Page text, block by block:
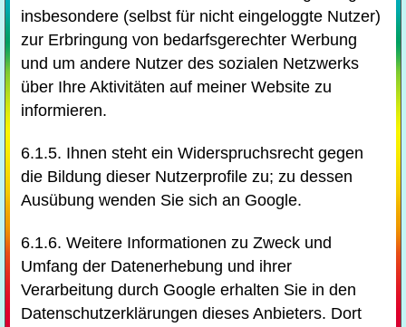
insbesondere (selbst für nicht eingeloggte Nutzer)
zur Erbringung von bedarfsgerechter Werbung
und um andere Nutzer des sozialen Netzwerks
über Ihre Aktivitäten auf meiner Website zu
informieren.
6.1.5. Ihnen steht ein Widerspruchsrecht gegen
die Bildung dieser Nutzerprofile zu; zu dessen
Ausübung wenden Sie sich an Google.
6.1.6. Weitere Informationen zu Zweck und
Umfang der Datenerhebung und ihrer
Verarbeitung durch Google erhalten Sie in den
Datenschutzerklärungen dieses Anbieters. Dort